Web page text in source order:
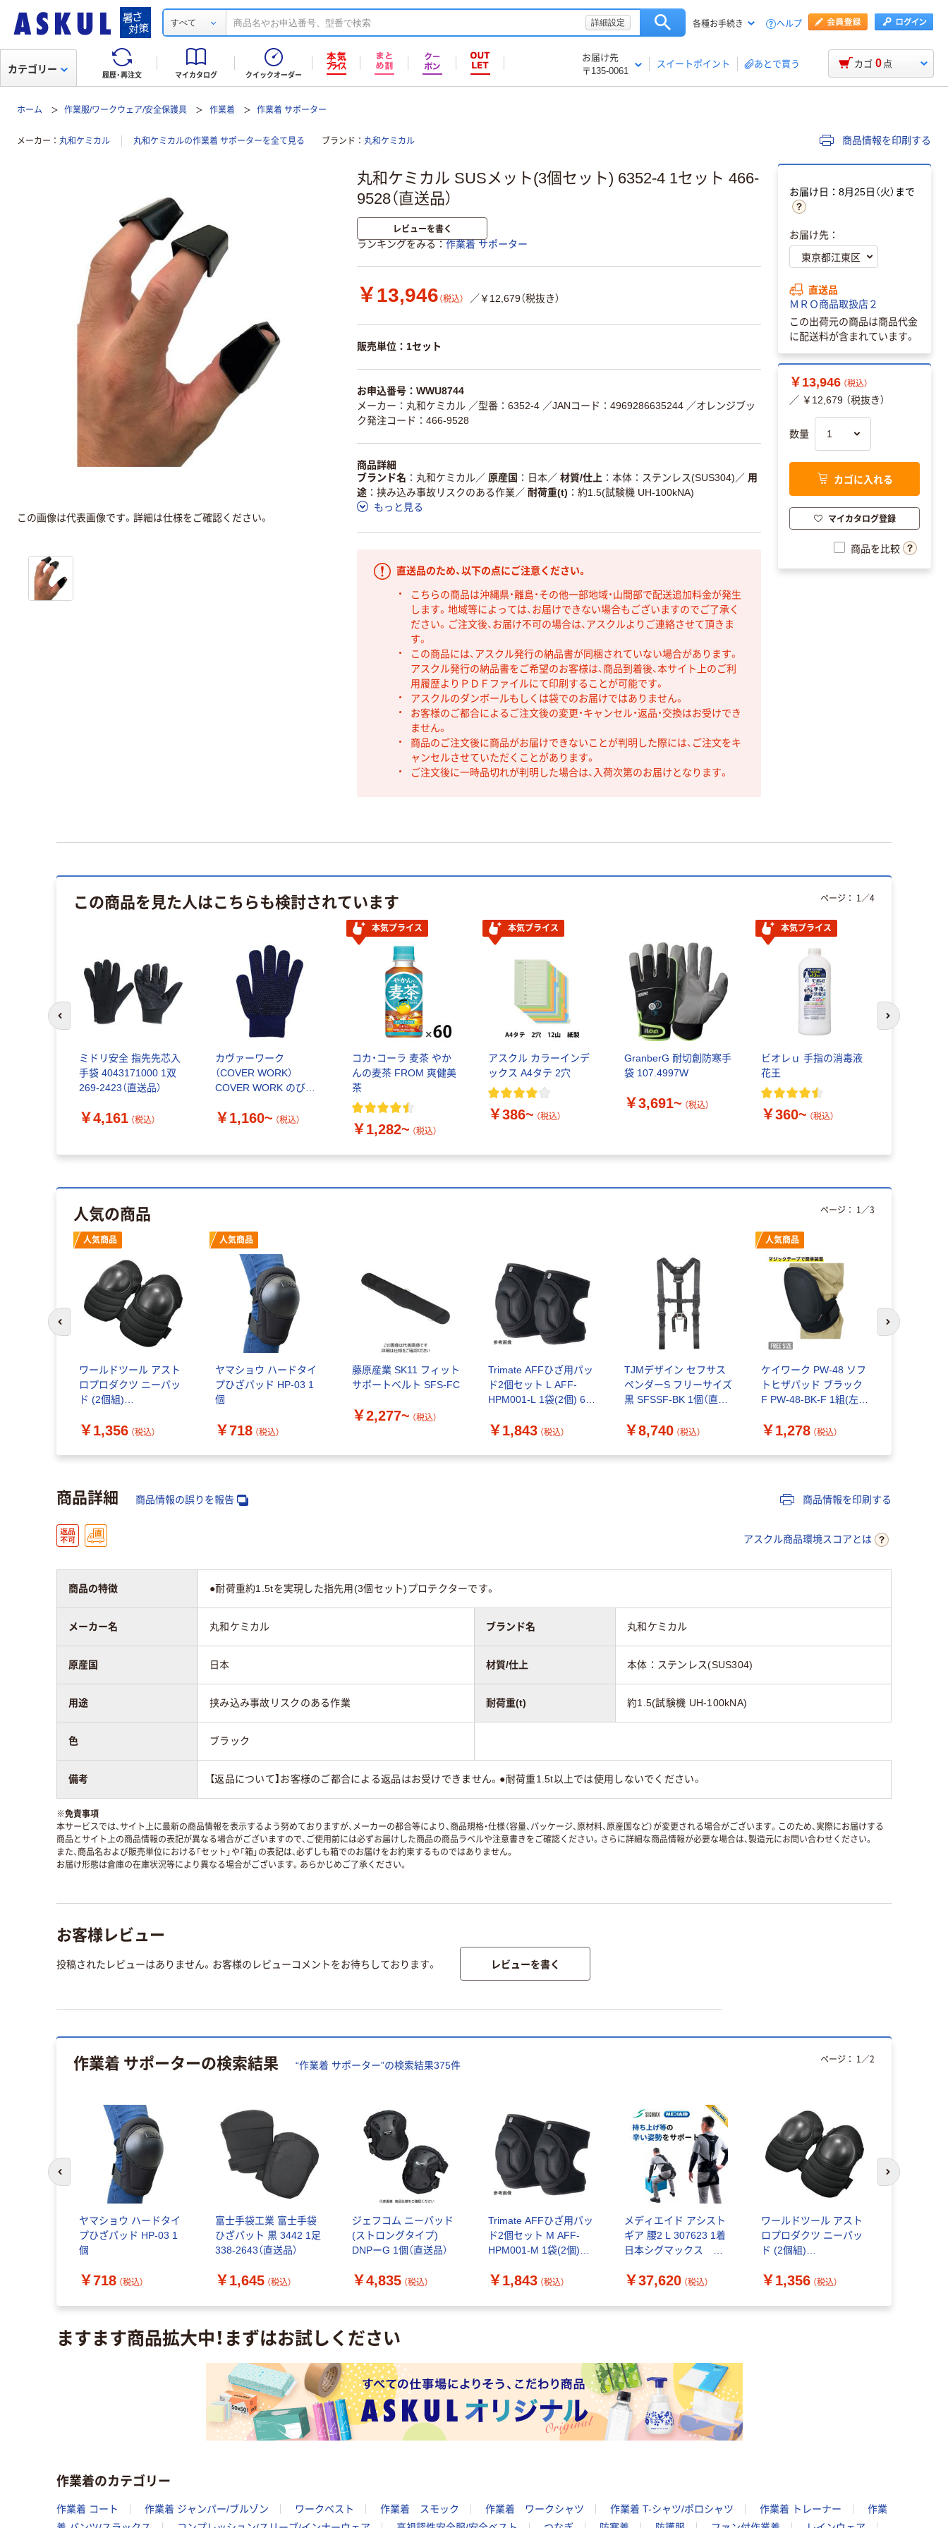
すべて 詳細設定 各種お手続き ヘルプ
履歴・再注文 マイカタログ クイックオーダー
お届け先
〒135-0061
スイートポイント あとで買う
カテゴリー カゴ 0 点
ホーム 作業服/ワークウェア/安全保護具 作業着 作業着 サポーター
メーカー 丸和ケミカル 丸和ケミカルの作業着 サポーターを全て見る ブランド 丸和ケミカル 商品情報を印刷する
丸和ケミカル SUSメット(3個セット) 6352-4 1セット 466-
9528（直送品）
レビューを書く
ランキングをみる 作業着 サポーター
￥13,946 （税込） ／￥12,679（税抜き）
販売単位：1セット
お申込番号：WWU8744
メーカー：丸和ケミカル ／型番：6352-4 ／JANコード：4969286635244 ／オレンジブッ
ク発注コード：466-9528
商品詳細
ブランド名
丸和ケミカル／ 原産国 日本／ 材質/仕上 本体：ステンレス(SUS304) ／ 用
途
挟み込み事故リスクのある作業 ／ 耐荷重(t)
約1.5(試験機 UH-100kNA)
もっと見る
直送品のため、以下の点にご注意ください。
こちらの商品は沖縄県・離島・その他一部地域・山間部で配送追加料金が発生
します。地域等によっては、お届けできない場合もございますのでご了承く
ださい。ご注文後、お届け不可の場合は、アスクルよりご連絡させて頂きま
す。
この商品には、アスクル発行の納品書が同梱されていない場合があります。
アスクル発行の納品書をご希望のお客様は、商品到着後、本サイト上のご利
用履歴よりＰＤＦファイルにて印刷することが可能です。
アスクルのダンボールもしくは袋でのお届けではありません。
お客様のご都合によるご注文後の変更・キャンセル・返品・交換はお受けでき
ません。
商品のご注文後に商品がお届けできないことが判明した際には、ご注文をキ
ャンセルさせていただくことがあります。
ご注文後に一時品切れが判明した場合は、入荷次第のお届けとなります。
この画像は代表画像です。詳細は仕様をご確認ください。
お届け日：8月25日（火）まで
お届け先：
直送品
ＭＲＯ商品取扱店２
この出荷元の商品は商品代金
に配送料が含まれています。
￥13,946 （税込）
／ ￥12,679 （税抜き）
数量
カゴに入れる
マイカタログ登録
商品を比較
この商品を見た人はこちらも検討されています
ミドリ安全 指先先芯入
手袋 4043171000 1双
269-2423（直送品）
￥4,161 （税込）
カヴァーワーク
（COVER WORK）
COVER WORK のびの
リー FT-3130
￥1,160~ （税込）
本気プライス
コカ・コーラ 麦茶 やか
んの麦茶 FROM 爽健美
茶
￥1,282~ （税込）
本気プライス
アスクル カラーインデ
ックス A4タテ 2穴
￥386~ （税込）
GranberG 耐切創防寒手
袋 107.4997W
￥3,691~ （税込）
本気プライス
ビオレｕ 手指の消毒液
花王
￥360~ （税込）
ページ： 1 ／4
前のスライドへ 次のスライド
人気の商品
人気商品
ワールドツール アスト
ロプロダクツ ニーパッ
ド (2個組)
組) 397-9437（直送品）
￥1,356 （税込）
人気商品
ヤマショウ ハードタイ
プひざパッド HP-03 1
個
￥718 （税込）
藤原産業 SK11 フィット
サポートベルト SFS-FC
￥2,277~ （税込）
Trimate AFFひざ用パッ
ド2個セット L AFF-
HPM001-L 1袋(2個) 60-
￥1,843 （税込）
TJMデザイン セフサス
ペンダーS フリーサイズ
黒 SFSSF-BK 1個（直送
￥8,740 （税込）
人気商品
ケイワーク PW-48 ソフ
トヒザパッド ブラック
F PW-48-BK-F 1組(左
￥1,278 （税込）
ページ： 1 ／3
前のスライドへ 次のスライド
商品詳細 商品情報の誤りを報告 商品情報を印刷する
アスクル商品環境スコアとは
商品の特徴 ●耐荷重約1.5tを実現した指先用(3個セット)プロテクターです。
メーカー名 丸和ケミカル ブランド名 丸和ケミカル
原産国 日本 材質/仕上 本体：ステンレス(SUS304)
用途 挟み込み事故リスクのある作業 耐荷重(t) 約1.5(試験機 UH-100kNA)
色 ブラック
備考 【返品について】お客様のご都合による返品はお受けできません。●耐荷重1.5t以上では使用しないでください。
※免責事項
本サービスでは、サイト上に最新の商品情報を表示するよう努めておりますが、メーカーの都合等により、商品規格・仕様（容量、パッケージ、原材料、原産国など）が変更される場合がございます。このため、実際にお届けする
商品とサイト上の商品情報の表記が異なる場合がございますので、ご使用前には必ずお届けした商品の商品ラベルや注意書きをご確認ください。さらに詳細な商品情報が必要な場合は、製造元にお問い合わせください。
また、商品名および販売単位における「セット」や「箱」の表記は、必ずしも箱でのお届けをお約束するものではありません。
お届け形態は倉庫の在庫状況等により異なる場合がございます。あらかじめご了承ください。
お客様レビュー
投稿されたレビューはありません。お客様のレビューコメントをお待ちしております。 レビューを書く
作業着 サポーターの検索結果 “作業着 サポーター”の検索結果375件
ヤマショウ ハードタイ
プひざパッド HP-03 1
個
￥718 （税込）
富士手袋工業 富士手袋
ひざパット 黒 3442 1足
338-2643（直送品）
￥1,645 （税込）
ジェフコム ニーパッド
(ストロングタイプ)
DNPーG 1個（直送品）
￥4,835 （税込）
Trimate AFFひざ用パッ
ド2個セット M AFF-
HPM001-M 1袋(2個)
￥1,843 （税込）
メディエイド アシスト
ギア 腰2 L 307623 1着
日本シグマックス ア
￥37,620 （税込）
ワールドツール アスト
ロプロダクツ ニーパッ
ド (2個組)
組) 397-9437（直送品）
￥1,356 （税込）
ページ： 1 ／2
前のスライドへ 次のスライド
ますます商品拡大中！まずはお試しください
作業着のカテゴリー
作業着 コート 作業着 ジャンパー/ブルゾン ワークベスト 作業着 スモック 作業着 ワークシャツ 作業着 T-シャツ/ポロシャツ 作業着 トレーナー
作業